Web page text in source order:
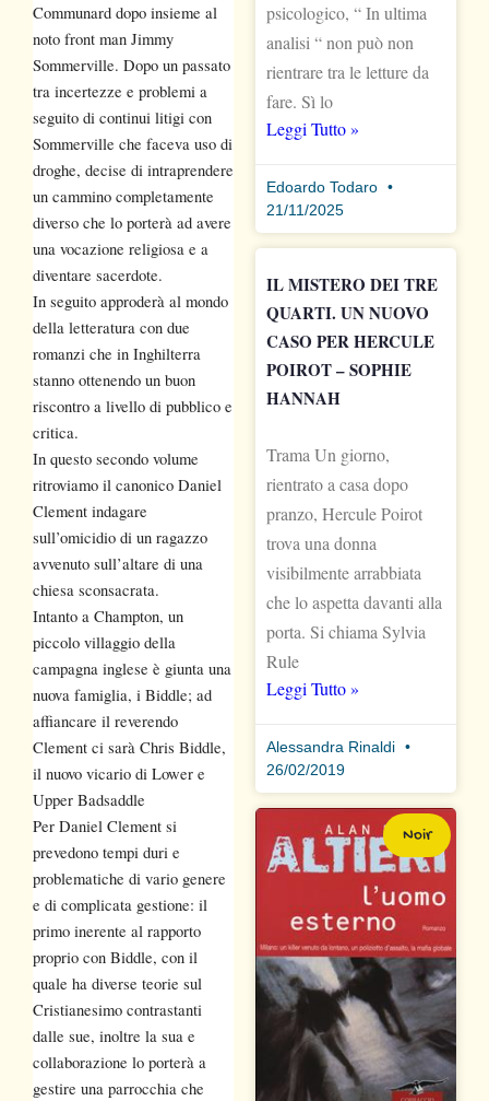
Communard dopo insieme al
noto front man Jimmy
Sommerville. Dopo un passato
tra incertezze e problemi a
seguito di continui litigi con
Sommerville che faceva uso di
droghe, decise di intraprendere
un cammino completamente
diverso che lo porterà ad avere
una vocazione religiosa e a
diventare sacerdote.
In seguito approderà al mondo
della letteratura con due
romanzi che in Inghilterra
stanno ottenendo un buon
riscontro a livello di pubblico e
critica.
In questo secondo volume
ritroviamo il canonico Daniel
Clement indagare
sull’omicidio di un ragazzo
avvenuto sull’altare di una
chiesa sconsacrata.
Intanto a Champton, un
piccolo villaggio della
campagna inglese è giunta una
nuova famiglia, i Biddle; ad
affiancare il reverendo
Clement ci sarà Chris Biddle,
il nuovo vicario di Lower e
Upper Badsaddle
Per Daniel Clement si
prevedono tempi duri e
problematiche di vario genere
e di complicata gestione: il
primo inerente al rapporto
proprio con Biddle, con il
quale ha diverse teorie sul
Cristianesimo contrastanti
dalle sue, inoltre la sua e
collaborazione lo porterà a
gestire una parrocchia che
psicologico, “ In ultima
analisi “ non può non
rientrare tra le letture da
fare. Sì lo
Leggi Tutto »
Edoardo Todaro
21/11/2025
IL MISTERO DEI TRE
QUARTI. UN NUOVO
CASO PER HERCULE
POIROT – SOPHIE
HANNAH
Trama Un giorno,
rientrato a casa dopo
pranzo, Hercule Poirot
trova una donna
visibilmente arrabbiata
che lo aspetta davanti alla
porta. Si chiama Sylvia
Rule
Leggi Tutto »
Alessandra Rinaldi
26/02/2019
Noir